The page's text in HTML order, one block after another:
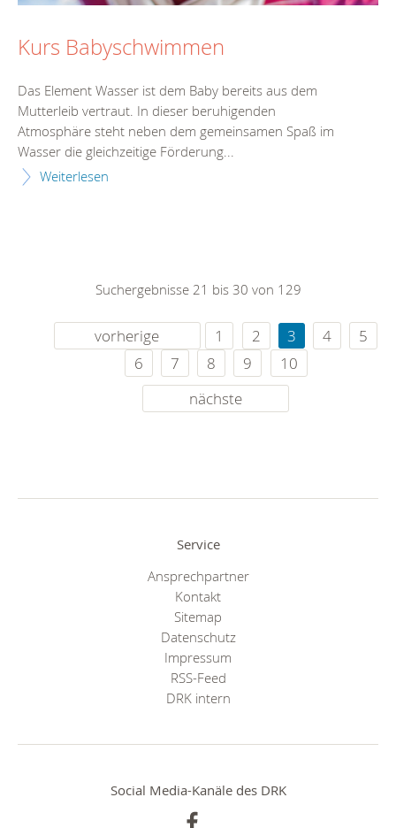
Kurs Babyschwimmen
Das Element Wasser ist dem Baby bereits aus dem
Mutterleib vertraut. In dieser beruhigenden
Atmosphäre steht neben dem gemeinsamen Spaß im
Wasser die gleichzeitige Förderung...
Weiterlesen
Suchergebnisse 21 bis 30 von 129
vorherige 1 2 3 4
5
6
7 8 9
10
nächste
Service
Ansprechpartner
Kontakt
Sitemap
Datenschutz
Impressum
RSS-Feed
DRK intern
Social Media-Kanäle des DRK